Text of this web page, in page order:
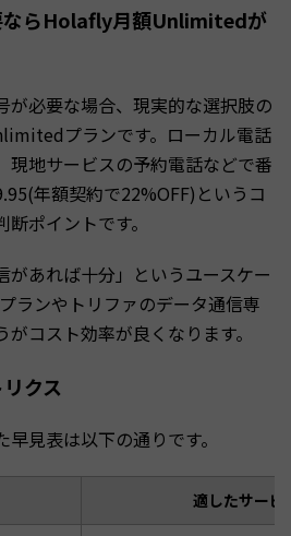
ならHolafly月額Unlimitedが
が必要な場合、現実的な選択肢の
プランです。ローカル電話
現地サービスの予約電話などで番
年額契約で22%OFF)というコ
ポイントです。
があれば十分」というユースケー
ランやトリファのデータ通信専
コスト効率が良くなります。
クス
見表は以下の通りです。
適したサービ